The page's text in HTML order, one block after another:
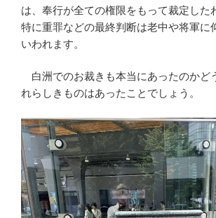
は、奉行が全ての権限をもって裁定した
特に重罪などの最終判断は老中や将軍に
いわれます。
白洲でのお裁きも本当にあったのかど
れらしきものはあったことでしょう。